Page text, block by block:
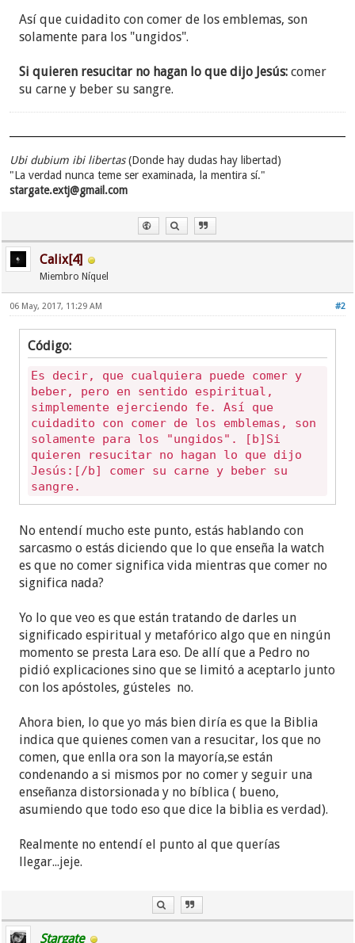
Así que cuidadito con comer de los emblemas, son
solamente para los "ungidos".
Si quieren resucitar no hagan lo que dijo Jesús: comer
su carne y beber su sangre.
Ubi dubium ibi libertas(Donde hay dudas hay libertad)
"La verdad nunca teme ser examinada, la mentira sí."
stargate.extj@gmail.com
Calix[4]
Miembro Níquel
#2
06 May, 2017, 11:29 AM
Código:
Es decir, que cualquiera puede comer y
beber, pero en sentido espiritual,
simplemente ejerciendo fe. Así que
cuidadito con comer de los emblemas, son
solamente para los "ungidos". [b]Si
quieren resucitar no hagan lo que dijo
Jesús:[/b] comer su carne y beber su
sangre.
No entendí mucho este punto, estás hablando con
sarcasmo o estás diciendo que lo que enseña la watch
es que no comer significa vida mientras que comer no
significa nada?
Yo lo que veo es que están tratando de darles un
significado espiritual y metafórico algo que en ningún
momento se presta Lara eso. De allí que a Pedro no
pidió explicaciones sino que se limitó a aceptarlo junto
con los apóstoles, gústeles no.
Ahora bien, lo que yo más bien diría es que la Biblia
indica que quienes comen van a resucitar, los que no
comen, que enlla ora son la mayoría,se están
condenando a si mismos por no comer y seguir una
enseñanza distorsionada y no bíblica ( bueno,
asumiendo que todo eso que dice la biblia es verdad).
Realmente no entendí el punto al que querías
llegar...jeje.
Stargate